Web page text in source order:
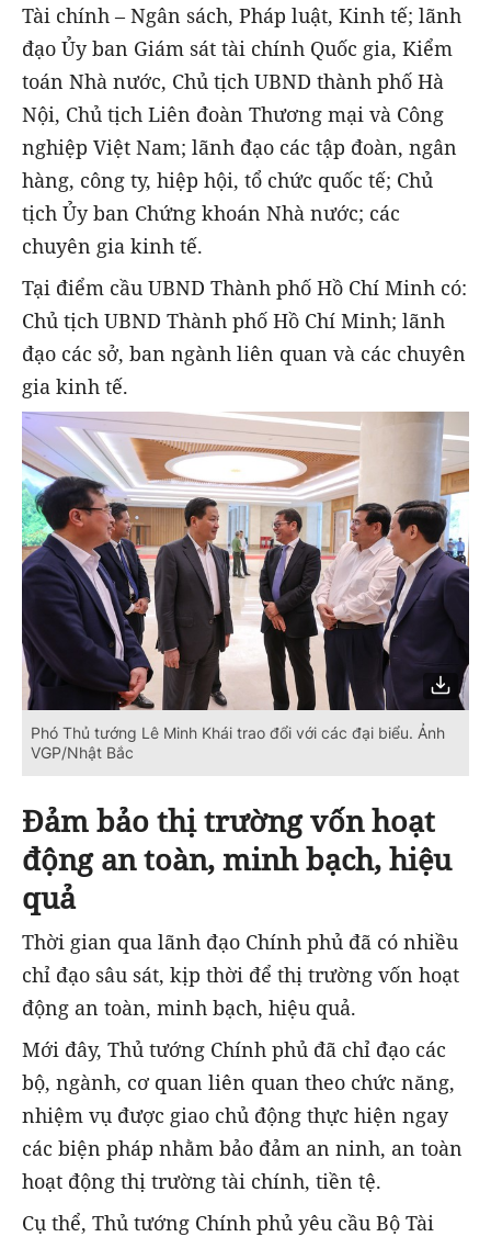
Tài chính – Ngân sách, Pháp luật, Kinh tế; lãnh
đạo Ủy ban Giám sát tài chính Quốc gia, Kiểm
toán Nhà nước, Chủ tịch UBND thành phố Hà
Nội, Chủ tịch Liên đoàn Thương mại và Công
nghiệp Việt Nam; lãnh đạo các tập đoàn, ngân
hàng, công ty, hiệp hội, tổ chức quốc tế; Chủ
tịch Ủy ban Chứng khoán Nhà nước; các
chuyên gia kinh tế.
Tại điểm cầu UBND Thành phố Hồ Chí Minh có:
Chủ tịch UBND Thành phố Hồ Chí Minh; lãnh
đạo các sở, ban ngành liên quan và các chuyên
gia kinh tế.
Phó Thủ tướng Lê Minh Khái trao đổi với các đại biểu. Ảnh
VGP/Nhật Bắc
Đảm bảo thị trường vốn hoạt
động an toàn, minh bạch, hiệu
quả
Thời gian qua lãnh đạo Chính phủ đã có nhiều
chỉ đạo sâu sát, kịp thời để thị trường vốn hoạt
động an toàn, minh bạch, hiệu quả.
Mới đây, Thủ tướng Chính phủ đã chỉ đạo các
bộ, ngành, cơ quan liên quan theo chức năng,
nhiệm vụ được giao chủ động thực hiện ngay
các biện pháp nhằm bảo đảm an ninh, an toàn
hoạt động thị trường tài chính, tiền tệ.
Cụ thể, Thủ tướng Chính phủ yêu cầu Bộ Tài